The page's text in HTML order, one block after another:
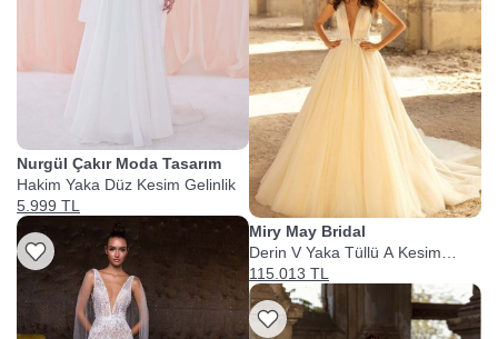
Nurgül Çakır Moda Tasarım
Hakim Yaka Düz Kesim Gelinlik
5.999 TL
Miry May Bridal
Derin V Yaka Tüllü A Kesim
Gelinlik
115.013 TL